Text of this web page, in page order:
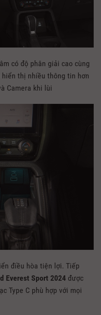
có độ phân giải cao cùng
thị nhiều thông tin hơn
Camera khi lùi
điều hòa tiện lợi. Tiếp
Everest Sport 2024 được
Type C phù hợp với mọi